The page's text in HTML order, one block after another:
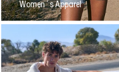
Women´s Apparel